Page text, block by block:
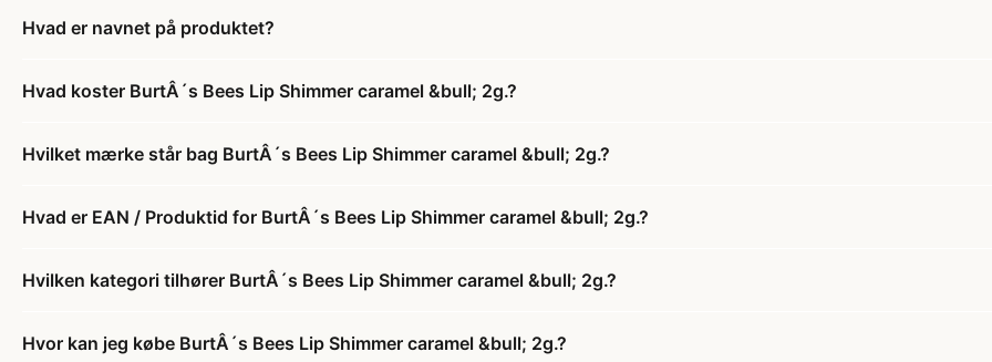
Hvad er navnet på produktet?
Hvad koster BurtÂ´s Bees Lip Shimmer caramel &bull; 2g.?
Hvilket mærke står bag BurtÂ´s Bees Lip Shimmer caramel &bull; 2g.?
Hvad er EAN / Produktid for BurtÂ´s Bees Lip Shimmer caramel &bull; 2g.?
Hvilken kategori tilhører BurtÂ´s Bees Lip Shimmer caramel &bull; 2g.?
Hvor kan jeg købe BurtÂ´s Bees Lip Shimmer caramel &bull; 2g.?